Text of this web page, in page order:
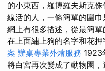
的小東西，羅博羅夫斯克
線活的人，一條簡單的圍巾
網上有很多描述，從最簡
在上面繡上狗的名字和花押
案 辦桌專業外燴服務 1923
將白宮再次變成了動物園